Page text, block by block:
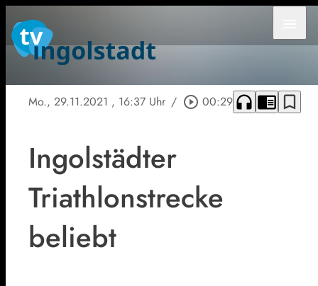
Mo., 29.11.2021 , 16:37 Uhr / play_circle_outline 00:29 headphones chrome_reader_mode bookmark_border
Ingolstädter
Triathlonstrecke
beliebt